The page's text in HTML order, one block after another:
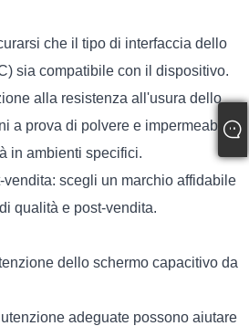
che il tipo di interfaccia dello
sia compatibile con il dispositivo.
alla resistenza all'usura dello
a prova di polvere e impermeabile
in ambienti specifici.
scegli un marchio affidabile
qualità e post-vendita.
dello schermo capacitivo da
adeguate possono aiutare